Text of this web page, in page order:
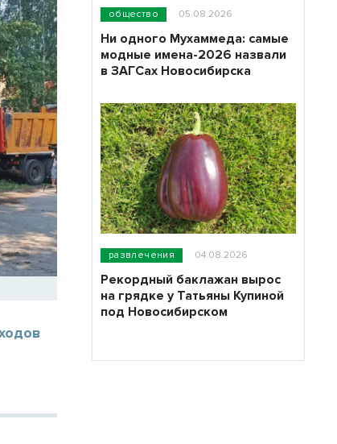
общество 05.08.2026
Ни одного Мухаммеда: самые
модные имена-2026 назвали
в ЗАГСах Новосибирска
развлечения 04.08.2026
Рекордный баклажан вырос
на грядке у Татьяны Купиной
под Новосибирском